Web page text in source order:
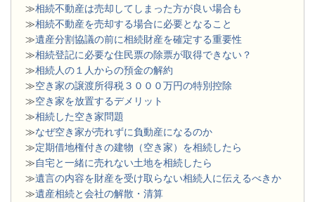
≫相続不動産は売却してしまった方が良い場合も
≫相続不動産を売却する場合に必要となること
≫遺産分割協議の前に相続財産を確定する重要性
≫相続登記に必要な住民票の除票が取得できない？
≫相続人の１人からの預金の解約
≫空き家の譲渡所得税３０００万円の特別控除
≫空き家を放置するデメリット
≫相続した空き家問題
​≫なぜ空き家が売れずに負動産になるのか
≫定期借地権付きの建物（空き家）を相続したら
≫自宅と一緒に売れない土地を相続したら
≫遺言の内容を財産を受け取らない相続人に伝えるべきか
≫遺産相続と会社の解散・清算